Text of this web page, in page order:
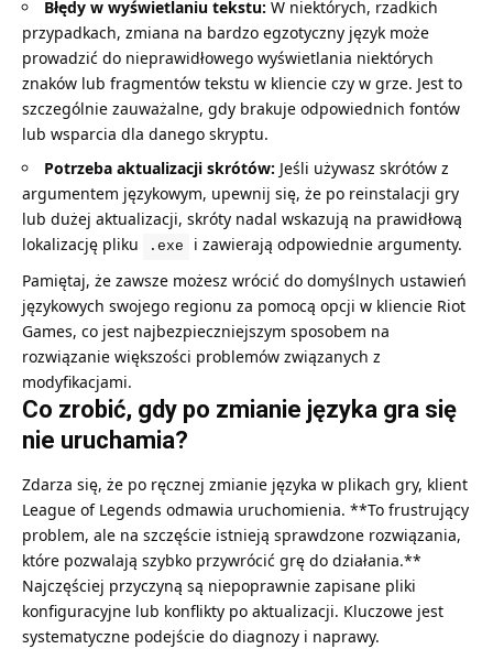
Błędy w wyświetlaniu tekstu: W niektórych, rzadkich
przypadkach, zmiana na bardzo egzotyczny język może
prowadzić do nieprawidłowego wyświetlania niektórych
znaków lub fragmentów tekstu w kliencie czy w grze. Jest to
szczególnie zauważalne, gdy brakuje odpowiednich fontów
lub wsparcia dla danego skryptu.
Potrzeba aktualizacji skrótów: Jeśli używasz skrótów z
argumentem językowym, upewnij się, że po reinstalacji gry
lub dużej aktualizacji, skróty nadal wskazują na prawidłową
lokalizację pliku
.exe
i zawierają odpowiednie argumenty.
Pamiętaj, że zawsze możesz wrócić do domyślnych ustawień
językowych swojego regionu za pomocą opcji w kliencie Riot
Games, co jest najbezpieczniejszym sposobem na
rozwiązanie większości problemów związanych z
modyfikacjami.
Co zrobić, gdy po zmianie języka gra się
nie uruchamia?
Zdarza się, że po ręcznej zmianie języka w plikach gry, klient
League of Legends odmawia uruchomienia. **To frustrujący
problem, ale na szczęście istnieją sprawdzone rozwiązania,
które pozwalają szybko przywrócić grę do działania.**
Najczęściej przyczyną są niepoprawnie zapisane pliki
konfiguracyjne lub konflikty po aktualizacji. Kluczowe jest
systematyczne podejście do diagnozy i naprawy.